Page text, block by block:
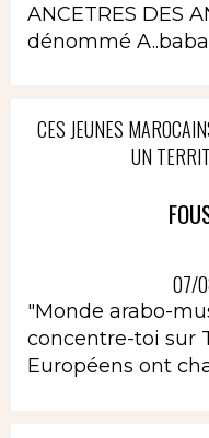
ANCETRES DES
dénommé
CES JEUNES
UN
07/
"Monde arabo-
concentre-toi sur
Européens ont